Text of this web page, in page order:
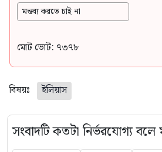
মন্তব্য করতে চাই না
মোট ভোট: ৭৩৭৮
বিষয়ঃ ইলিয়াস
সংবাদটি কতটা নির্ভরযোগ্য